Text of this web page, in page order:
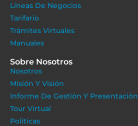
Líneas De Negocios
Tarifario
Trámites Virtuales
Manuales
Sobre Nosotros
Nosotros
Misión Y Visión
Informe De Gestión Y Presentación
Tour Virtual
Políticas